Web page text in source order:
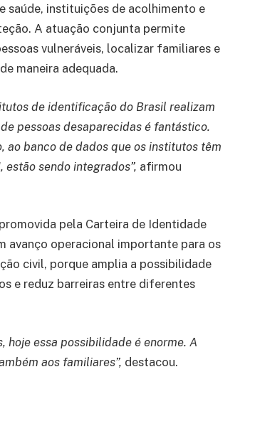
saúde, instituições de acolhimento e
A atuação conjunta permite
vulneráveis, localizar familiares e
maneira adequada.
de identificação do Brasil realizam
pessoas desaparecidas é fantástico.
ao banco de dados que os institutos têm
estão sendo integrados”, afirmou
pela Carteira de Identidade
avanço operacional importante para os
civil, porque amplia a possibilidade
e reduz barreiras entre diferentes
hoje essa possibilidade é enorme. A
aos familiares”, destacou.